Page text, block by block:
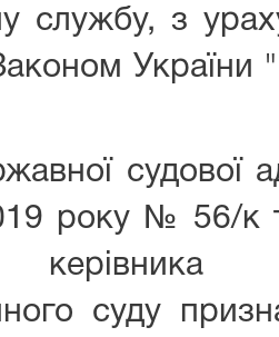
службу, з
України
судової
року № 56/к
суду